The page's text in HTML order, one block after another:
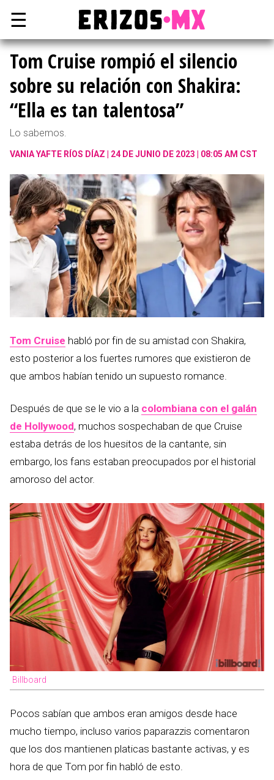
☰
Tom Cruise rompió el silencio
sobre su relación con Shakira:
“Ella es tan talentosa”
Lo sabemos.
VANIA YAFTE RÍOS DÍAZ 24 DE JUNIO DE 2023 | 08:05 AM CST
Tom Cruise habló por fin de su amistad con Shakira,
esto posterior a los fuertes rumores que existieron de
que ambos habían tenido un supuesto romance.
Después de que se le vio a la colombiana con el galán
de Hollywood, muchos sospechaban de que Cruise
estaba detrás de los huesitos de la cantante, sin
embargo, los fans estaban preocupados por el historial
amoroso del actor.
Billboard
Pocos sabían que ambos eran amigos desde hace
mucho tiempo, incluso varios paparazzis comentaron
que los dos mantienen platicas bastante activas, y es
hora de que Tom por fin habló de esto.